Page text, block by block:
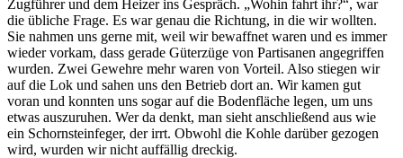
Zugführer und dem Heizer ins Gespräch.
Wohin fahrt ihr? , war
die übliche Frage. Es war genau die Richtung, in die wir wollten.
Sie nahmen uns gerne mit, weil wir bewaffnet waren und es immer
wieder vorkam, dass gerade Güterzüge von Partisanen angegriffen
wurden. Zwei Gewehre mehr waren von Vorteil. Also stiegen wir
auf die Lok und sahen uns den Betrieb dort an. Wir kamen gut
voran und konnten uns sogar auf die Bodenfläche legen, um uns
etwas auszuruhen. Wer da denkt, man sieht anschließend aus wie
ein Schornsteinfeger, der irrt. Obwohl die Kohle darüber gezogen
wird, wurden wir nicht auffällig dreckig.